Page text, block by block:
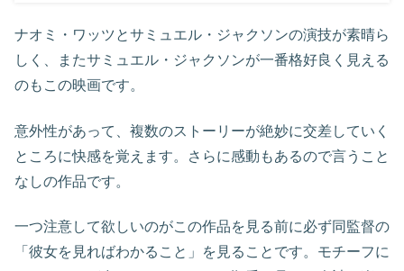
ナオミ・ワッツとサミュエル・ジャクソンの演技が素晴ら
しく、またサミュエル・ジャクソンが一番格好良く見える
のもこの映画です。
意外性があって、複数のストーリーが絶妙に交差していく
ところに快感を覚えます。さらに感動もあるので言うこと
なしの作品です。
一つ注意して欲しいのがこの作品を見る前に必ず同監督の
「彼女を見ればわかること」を見ることです。モチーフに